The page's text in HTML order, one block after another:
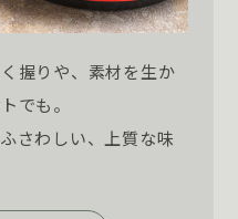
握りや、素材を生か
でも。
さわしい、上質な味